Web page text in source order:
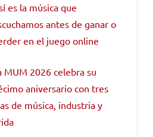
es la música que
antes de ganar o
en el juego online
MUM 2026 celebra su
aniversario con tres
de música, industria y